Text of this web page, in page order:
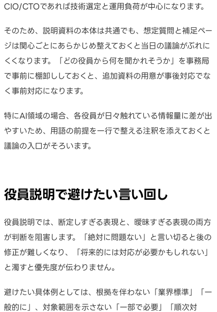
CIO/CTOであれば技術選定と運用負荷が中心になります。
そのため、説明資料の本体は共通でも、想定質問と補足ペー
ジは関心ごとにあらかじめ整えておくと当日の議論がぶれに
くくなります。「どの役員から何を聞かれそうか」を事務局
で事前に棚卸ししておくと、追加資料の用意が事後対応でな
く事前対応になります。
特にAI領域の場合、各役員が日々触れている情報量に差が出
やすいため、用語の前提を一行で整える注釈を添えておくと
議論の入口がそろいます。
役員説明で避けたい言い回し
役員説明では、断定しすぎる表現と、曖昧すぎる表現の両方
が判断を阻害します。「絶対に問題ない」と言い切ると後の
修正が難しくなり、「将来的には対応が必要かもしれない」
と濁すと優先度が伝わりません。
避けたい具体例としては、根拠を伴わない「業界標準」「一
般的に」、対象範囲を示さない「一部で必要」「順次対